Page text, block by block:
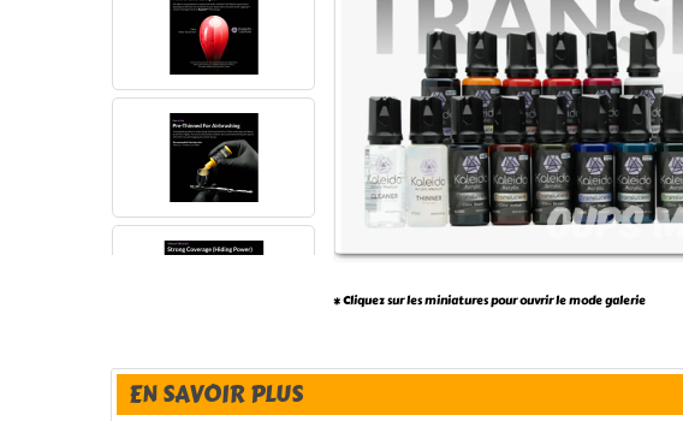
* Cliquez sur les miniatures pour ouvrir le mode galerie
EN SAVOIR PLUS